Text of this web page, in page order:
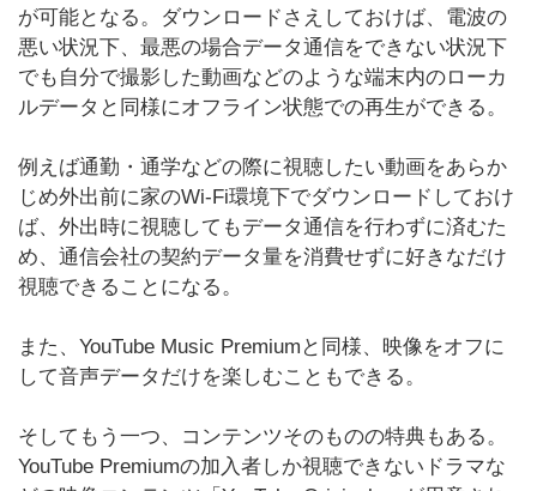
が可能となる。ダウンロードさえしておけば、電波の
悪い状況下、最悪の場合データ通信をできない状況下
でも自分で撮影した動画などのような端末内のローカ
ルデータと同様にオフライン状態での再生ができる。
例えば通勤・通学などの際に視聴したい動画をあらか
じめ外出前に家のWi-Fi環境下でダウンロードしておけ
ば、外出時に視聴してもデータ通信を行わずに済むた
め、通信会社の契約データ量を消費せずに好きなだけ
視聴できることになる。
また、YouTube Music Premiumと同様、映像をオフに
して音声データだけを楽しむこともできる。
そしてもう一つ、コンテンツそのものの特典もある。
YouTube Premiumの加入者しか視聴できないドラマな